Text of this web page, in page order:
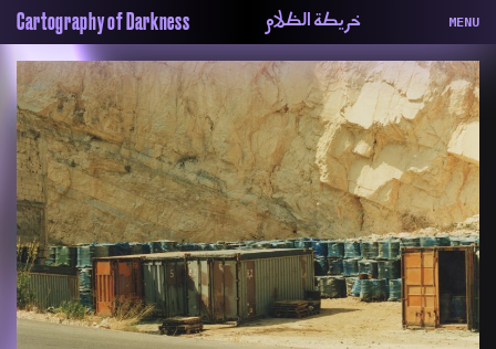
Cartography of Darkness خريطة الظلام MENU
About
ماهيتنا
Map
الخريطة
Periodical
السلسة
Repository
الحاوية
Contributors
المساهمين
Colophon
التختيم